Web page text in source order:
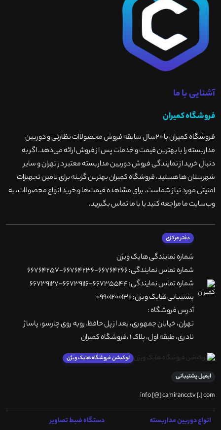
آشنایی با ما
فروشگاه کمیران
فروشگاه کمیران با ۲۰سال سابقه فروش محصولاات نظارتی و دوربین
مداربسته را با بهترین قیمت و خدمات پس از فروش ارائه می‌دهد. اگر به
دنبال خرید از نمایندگی فروش دوربین مداربسته معتبر در تهران و سایر
شهرستان ها هستید، فروشگاه کمیران بهترین گزینه برای تامین تجهیزات
امنیتی مورد نیاز شماست. برای مشاهده قیمت‌ها و خرید انواع محصولات، به
وب‌سایت ما مراجعه کنید یا با ما تماس بگیرید.
دفتر مرکزی
شماره نمایندگی هایک ویژن
شماره تماس نمایندگی: 66764266-66764236-66764257
شماره تماس نمایندگی: 66735544-66739116-66739127
پشتیبانی هایک ویژن: 09901200130
آدرس فروشگاه :
تهران، خيابان جمهوری، بعد از پل حافظ،روبه روی چارسو، پاساژ
نادری، طبقه اول، پلاک 1 ،فروشگاه کمیران
لوکیشن فروشگاه هایک ویژن
ایمیل پشتیبانی
info [@] camirancctv [.] com
انواع دوربین مداربسته دستگاه ضبط تصاویر